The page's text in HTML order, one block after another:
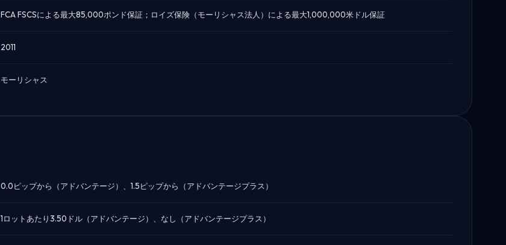
FCA FSCSによる最大85,000ポンド保証；ロイズ保険（モーリシャス法人）による最大1,000,000米ドル保証
2011
モーリシャス
0.0ピップから（アドバンテージ）、1.5ピップから（アドバンテージプラス）
1ロットあたり3.50ドル（アドバンテージ）、なし（アドバンテージプラス）